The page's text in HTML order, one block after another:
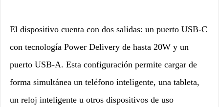
El dispositivo cuenta con dos salidas: un puerto USB-C
con tecnología Power Delivery de hasta 20W y un
puerto USB-A. Esta configuración permite cargar de
forma simultánea un teléfono inteligente, una tableta,
un reloj inteligente u otros dispositivos de uso